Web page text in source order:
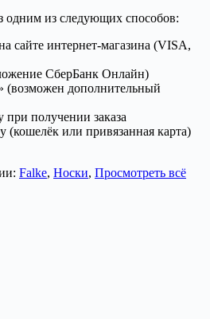
одним из следующих способов:
сайте интернет-магазина (VISA,
СберБанк Онлайн)
(возможен дополнительный
получении заказа
или привязанная карта)
Falke, Носки, Просмотреть всё